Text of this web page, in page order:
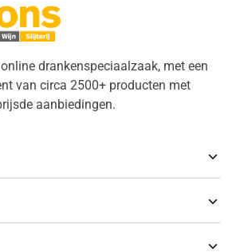
drankenspeciaalzaak, met een
van circa 2500+ producten met
aanbiedingen.